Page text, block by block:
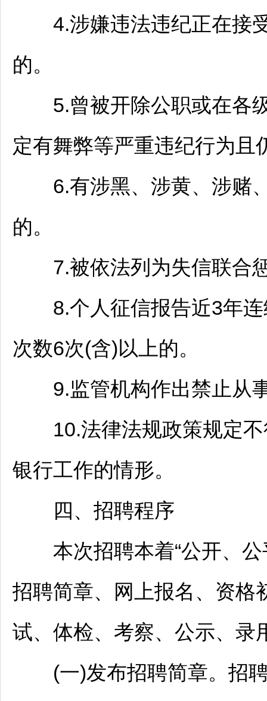
4.涉嫌违法违纪正在接受
的。
5.曾被开除公职或在各
定有舞弊等严重违纪行为且
6.有涉黑、涉黄、涉赌、
的。
7.被依法列为失信联合
8.个人征信报告近3年连
次数6次(含)以上的。
9.监管机构作出禁止从
10.法律法规政策规定不
银行工作的情形。
四、 招聘程序
本次招聘本着“公开、
招聘简章、网上报名、资格
试、体检、考察、公示、录
(一)发布招聘简章。 招